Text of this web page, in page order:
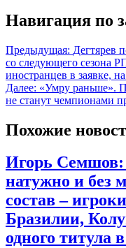
Навигация по
Предыдущая: Дегтярев
со следующего сезона
иностранцев в заявке,
Далее: «Умру раньше».
не станут чемпионами
Похожие
Игорь Семшов:
натужно и без
состав –
Бразилии,
одного титула